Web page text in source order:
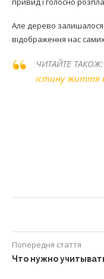
Але дерево залишалося
відображення нас
ЧИТАЙТЕ ТАКОЖ:
істину життя
Попередня стаття
Что нужно